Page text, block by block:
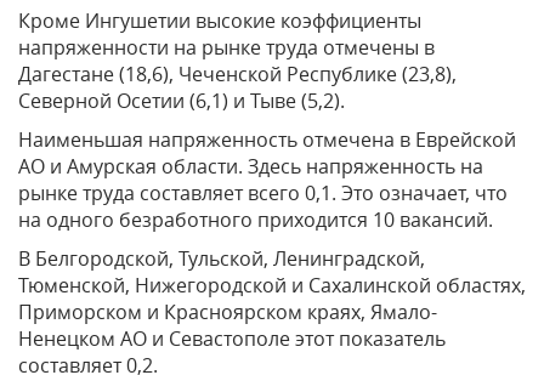
Кроме Ингушетии высокие коэффициенты
напряженности на рынке труда отмечены в
Дагестане (18,6), Чеченской Республике (23,8),
Северной Осетии (6,1) и Тыве (5,2).
Наименьшая напряженность отмечена в Еврейской
АО и Амурская области. Здесь напряженность на
рынке труда составляет всего 0,1. Это означает, что
на одного безработного приходится 10 вакансий.
В Белгородской, Тульской, Ленинградской,
Тюменской, Нижегородской и Сахалинской областях,
Приморском и Красноярском краях, Ямало-
Ненецком АО и Севастополе этот показатель
составляет 0,2.